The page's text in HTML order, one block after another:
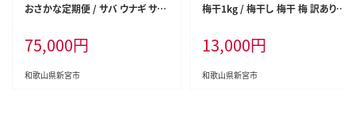
おさかな定期便 / サバ ウナギ サケ
定期便【tkb131】
75,000円
和歌山県新宮市
梅干1kg / 梅干し 梅干 梅 訳あり【y
13,000円
和歌山県新宮市